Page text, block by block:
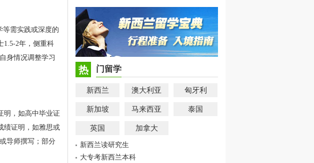
等需实践或深度的
1.5-2年，侧重科
身情况调整学习
明，如高中毕业证
绩证明，如雅思或
导师撰写；部分
热 门留学
新西兰 澳大利亚 匈牙利
新加坡 马来西亚 泰国
英国 加拿大
新西兰读研究生
大专考新西兰本科